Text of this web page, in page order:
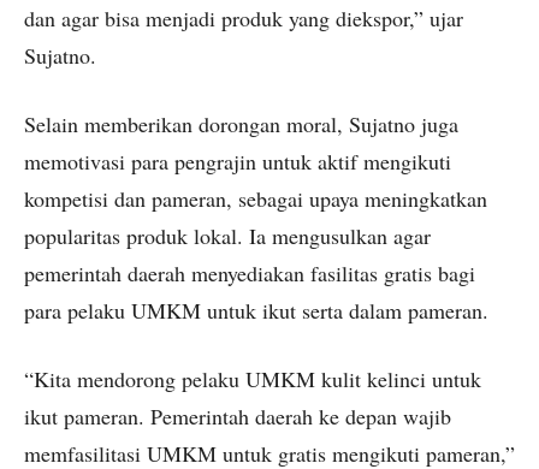
dan agar bisa menjadi produk yang diekspor,” ujar
Sujatno.
Selain memberikan dorongan moral, Sujatno juga
memotivasi para pengrajin untuk aktif mengikuti
kompetisi dan pameran, sebagai upaya meningkatkan
popularitas produk lokal. Ia mengusulkan agar
pemerintah daerah menyediakan fasilitas gratis bagi
para pelaku UMKM untuk ikut serta dalam pameran.
“Kita mendorong pelaku UMKM kulit kelinci untuk
ikut pameran. Pemerintah daerah ke depan wajib
memfasilitasi UMKM untuk gratis mengikuti pameran,”